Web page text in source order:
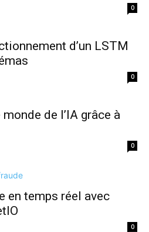
0
d’un LSTM
0
de l’IA grâce à
0
en temps réel avec
0